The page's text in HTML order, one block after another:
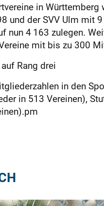
in
und der SVV Ulm mit
nun 4 163 zulegen.
mit bis zu 300
Rang drei
in den
in 513 Vereinen),